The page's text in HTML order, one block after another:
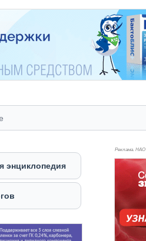
энциклопедия
Реклама.